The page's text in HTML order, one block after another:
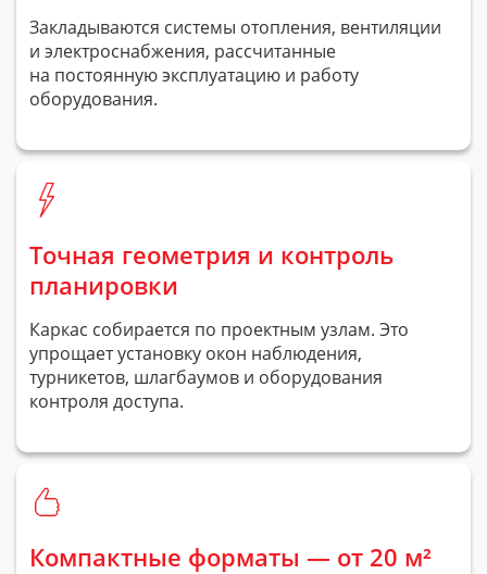
Закладываются системы отопления, вентиляции
и электроснабжения, рассчитанные
на постоянную эксплуатацию и работу
оборудования.
Точная геометрия и контроль
планировки
Каркас собирается по проектным узлам. Это
упрощает установку окон наблюдения,
турникетов, шлагбаумов и оборудования
контроля доступа.
Компактные форматы — от 20 м²